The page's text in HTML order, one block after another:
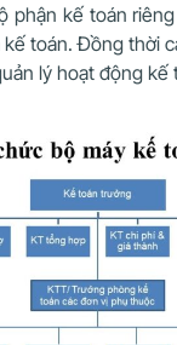
phận kế toán
toán. Đồng thời
lý hoạt động kế